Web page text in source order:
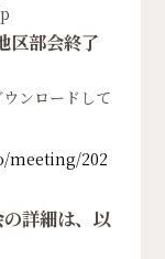
部会終了
ンロードして
meeting/202
詳細は、以